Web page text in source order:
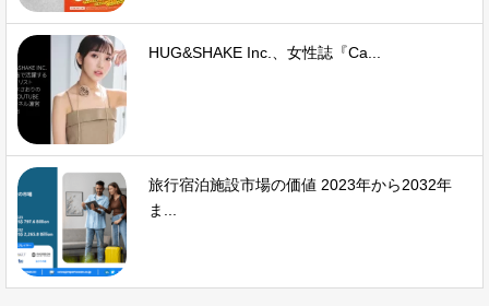
HUG&SHAKE Inc.、女性誌『Ca...
旅行宿泊施設市場の価値 2023年から2032年
ま...